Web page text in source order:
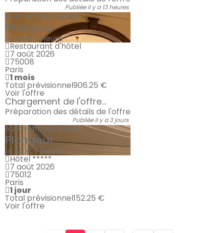
Publiée il y a 13 heures
Auto-entrepreneur
Plongeur
14.50 € / heure
Restaurant d'hôtel
7 août 2026
75008
Paris
1 mois
Total prévisionnel906.25 €
Voir l'offre
Chargement de l'offre...
Préparation des détails de l'offre
Publiée il y a 3 jours
Auto-entrepreneur
Plongeur
14.50 € / heure
Hôtel *****
7 août 2026
75012
Paris
1 jour
Total prévisionnel152.25 €
Voir l'offre